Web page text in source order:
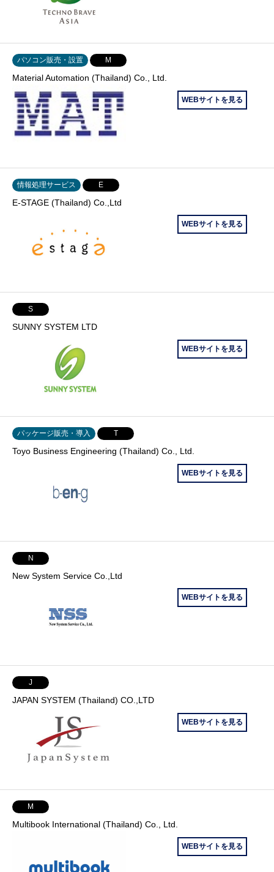
パソコン販売・設置 M
Material Automation (Thailand) Co., Ltd.
WEBサイトを見る
情報処理サービス E
E-STAGE (Thailand) Co.,Ltd
WEBサイトを見る
S
SUNNY SYSTEM LTD
WEBサイトを見る
パッケージ販売・導入 T
Toyo Business Engineering (Thailand) Co., Ltd.
WEBサイトを見る
N
New System Service Co.,Ltd
WEBサイトを見る
J
JAPAN SYSTEM (Thailand) CO.,LTD
WEBサイトを見る
M
Multibook International (Thailand) Co., Ltd.
WEBサイトを見る